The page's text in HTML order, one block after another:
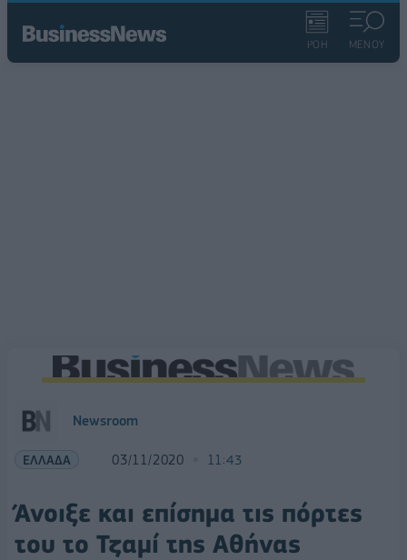
ΡΟΗ ΜΕΝΟΥ
Newsroom
ΕΛΛΑΔΑ 03/11/2020 11:43
Άνοιξε και επίσημα τις πόρτες
του το Τζαμί της Αθήνας